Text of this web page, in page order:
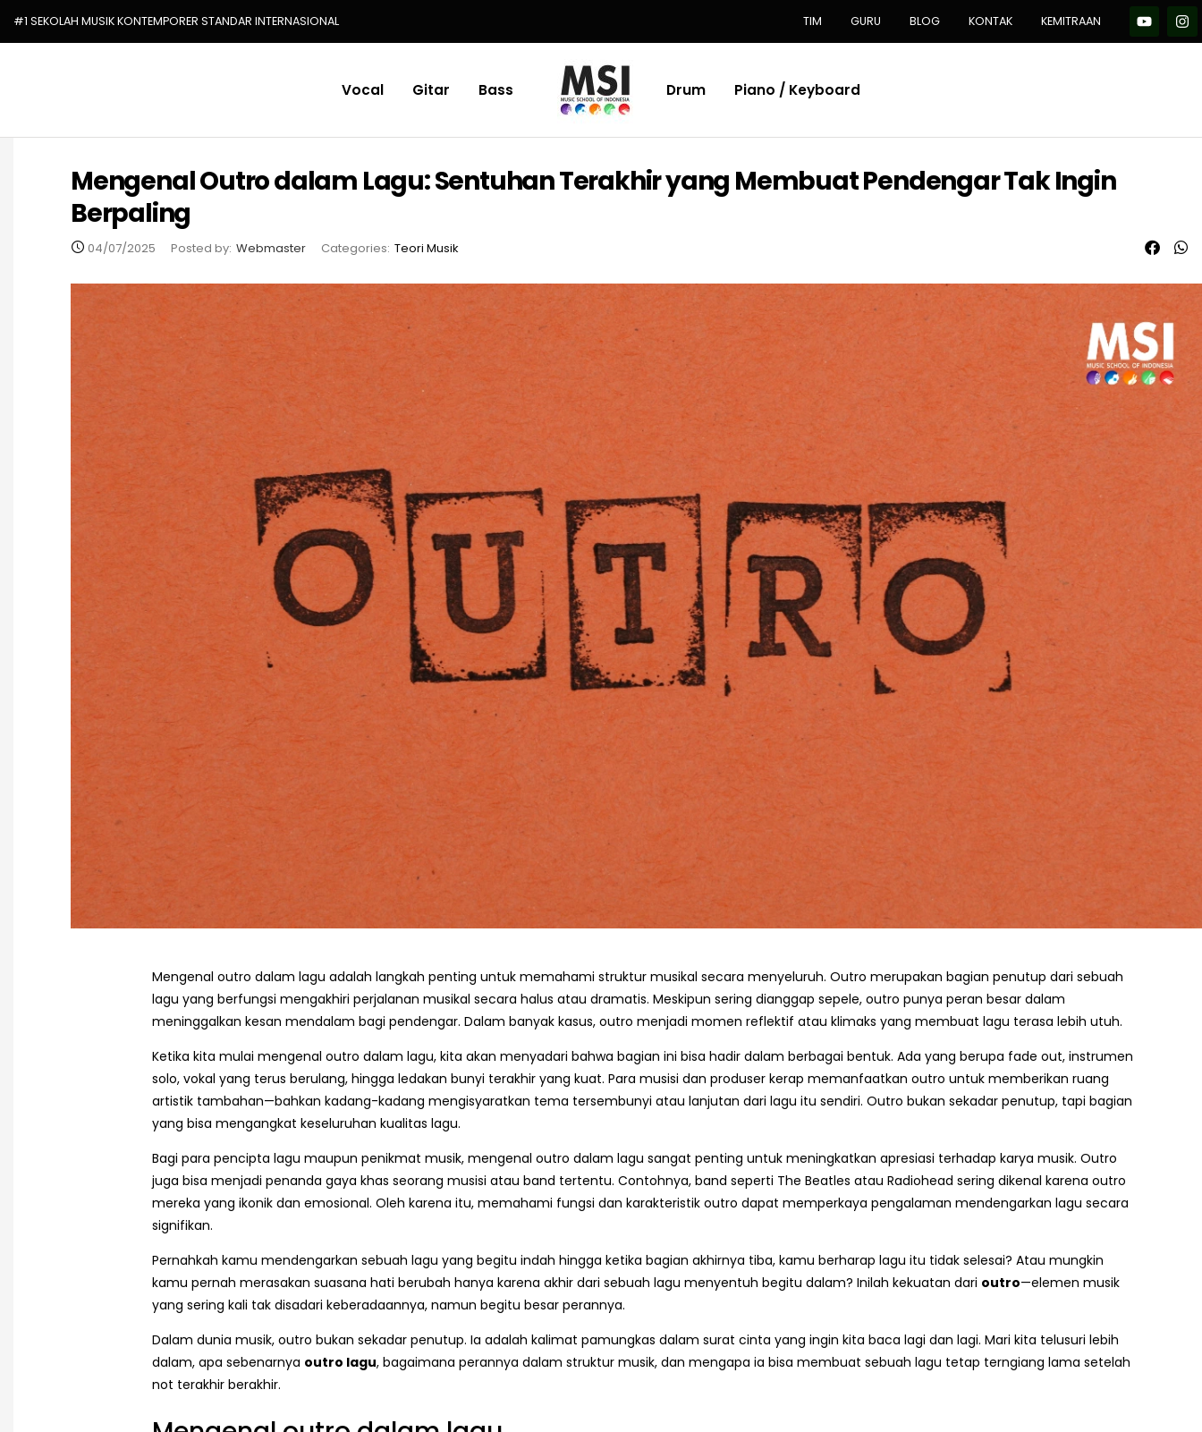
#1 SEKOLAH MUSIK KONTEMPORER STANDAR INTERNASIONAL TIM GURU BLOG KONTAK KEMITRAAN
Vocal Gitar Bass Drum Piano / Keyboard
Mengenal Outro dalam Lagu: Sentuhan Terakhir yang Membuat Pendengar Tak Ingin
Berpaling
04/07/2025 Posted by: Webmaster Categories: Teori Musik
Mengenal outro dalam lagu adalah langkah penting untuk memahami struktur musikal secara menyeluruh. Outro merupakan bagian penutup dari sebuah
lagu yang berfungsi mengakhiri perjalanan musikal secara halus atau dramatis. Meskipun sering dianggap sepele, outro punya peran besar dalam
meninggalkan kesan mendalam bagi pendengar. Dalam banyak kasus, outro menjadi momen reflektif atau klimaks yang membuat lagu terasa lebih utuh.
Ketika kita mulai mengenal outro dalam lagu, kita akan menyadari bahwa bagian ini bisa hadir dalam berbagai bentuk. Ada yang berupa fade out, instrumen
solo, vokal yang terus berulang, hingga ledakan bunyi terakhir yang kuat. Para musisi dan produser kerap memanfaatkan outro untuk memberikan ruang
artistik tambahan—bahkan kadang-kadang mengisyaratkan tema tersembunyi atau lanjutan dari lagu itu sendiri. Outro bukan sekadar penutup, tapi bagian
yang bisa mengangkat keseluruhan kualitas lagu.
Bagi para pencipta lagu maupun penikmat musik, mengenal outro dalam lagu sangat penting untuk meningkatkan apresiasi terhadap karya musik. Outro
juga bisa menjadi penanda gaya khas seorang musisi atau band tertentu. Contohnya, band seperti The Beatles atau Radiohead sering dikenal karena outro
mereka yang ikonik dan emosional. Oleh karena itu, memahami fungsi dan karakteristik outro dapat memperkaya pengalaman mendengarkan lagu secara
signifikan.
Pernahkah kamu mendengarkan sebuah lagu yang begitu indah hingga ketika bagian akhirnya tiba, kamu berharap lagu itu tidak selesai? Atau mungkin
kamu pernah merasakan suasana hati berubah hanya karena akhir dari sebuah lagu menyentuh begitu dalam? Inilah kekuatan dari outro—elemen musik
yang sering kali tak disadari keberadaannya, namun begitu besar perannya.
Dalam dunia musik, outro bukan sekadar penutup. Ia adalah kalimat pamungkas dalam surat cinta yang ingin kita baca lagi dan lagi. Mari kita telusuri lebih
dalam, apa sebenarnya outro lagu, bagaimana perannya dalam struktur musik, dan mengapa ia bisa membuat sebuah lagu tetap terngiang lama setelah
not terakhir berakhir.